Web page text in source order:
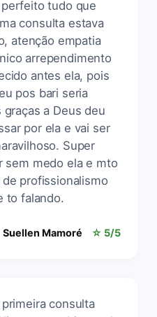
tudo que
consulta estava
atenção empatia
arrependimento
antes ela, pois
pos bari seria
a Deus deu
por ela e vai ser
Super
sem medo ela e mto
profissionalismo
to falando.
Suellen Mamoré ☆ 5/5
consulta